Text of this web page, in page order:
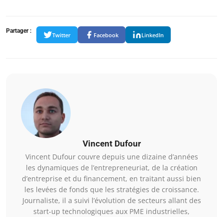
Partager :
Twitter Facebook LinkedIn
Vincent Dufour
Vincent Dufour couvre depuis une dizaine d’années
les dynamiques de l’entrepreneuriat, de la création
d’entreprise et du financement, en traitant aussi bien
les levées de fonds que les stratégies de croissance.
Journaliste, il a suivi l’évolution de secteurs allant des
start-up technologiques aux PME industrielles,